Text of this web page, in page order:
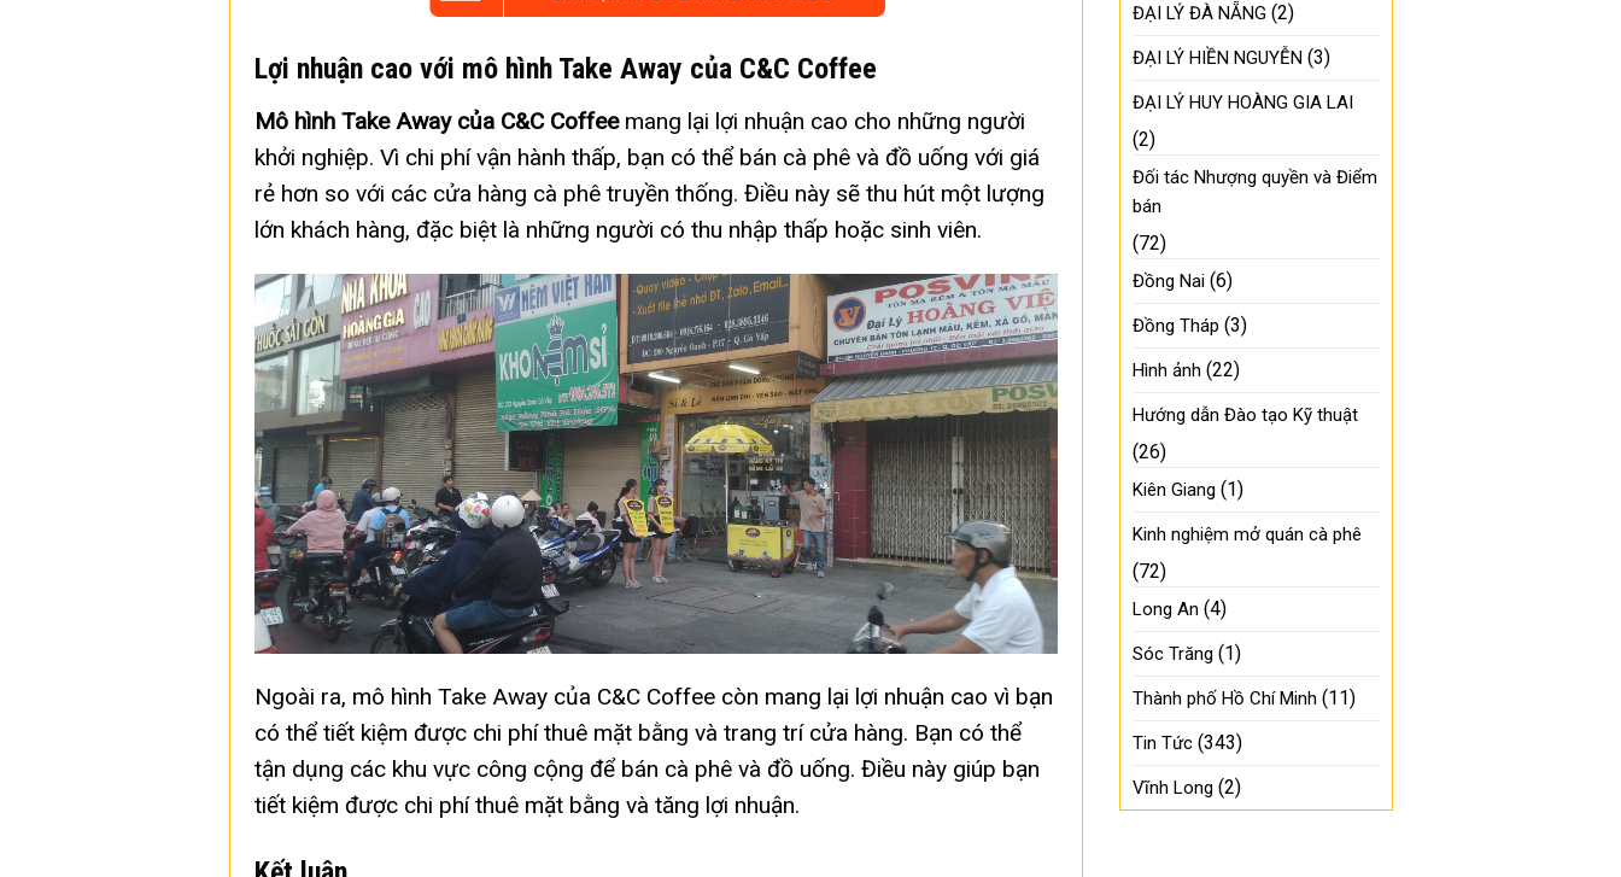
Lợi nhuận cao với mô hình Take Away của C&C Coffee
Mô hình Take Away của C&C Coffeemang lại lợi nhuận cao cho những người
khởi nghiệp. Vì chi phí vận hành thấp, bạn có thể bán cà phê và đồ uống với giá
rẻ hơn so với các cửa hàng cà phê truyền thống. Điều này sẽ thu hút một lượng
lớn khách hàng, đặc biệt là những người có thu nhập thấp hoặc sinh viên.
Ngoài ra, mô hình Take Away của C&C Coffee còn mang lại lợi nhuận cao vì bạn
có thể tiết kiệm được chi phí thuê mặt bằng và trang trí cửa hàng. Bạn có thể
tận dụng các khu vực công cộng để bán cà phê và đồ uống. Điều này giúp bạn
tiết kiệm được chi phí thuê mặt bằng và tăng lợi nhuận.
ĐẠI LÝ ĐÀ NẴNG (2)
ĐẠI LÝ HIỀN NGUYỄN (3)
ĐẠI LÝ HUY HOÀNG GIA LAI
(2)
Đối tác Nhượng quyền và Điểm
bán
(72)
Đồng Nai (6)
Đồng Tháp (3)
Hình ảnh (22)
Hướng dẫn Đào tạo Kỹ thuật
(26)
Kiên Giang (1)
Kinh nghiệm mở quán cà phê
(72)
Long An (4)
Sóc Trăng (1)
Thành phố Hồ Chí Minh (11)
Tin Tức (343)
Vĩnh Long (2)